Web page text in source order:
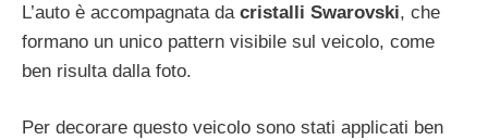
L’auto è accompagnata da cristalli Swarovski, che
formano un unico pattern visibile sul veicolo, come
ben risulta dalla foto.
Per decorare questo veicolo sono stati applicati ben